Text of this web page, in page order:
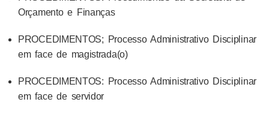
Orçamento e Finanças
PROCEDIMENTOS; Processo Administrativo Disciplinar
em face de magistrada(o)
PROCEDIMENTOS: Processo Administrativo Disciplinar
em face de servidor